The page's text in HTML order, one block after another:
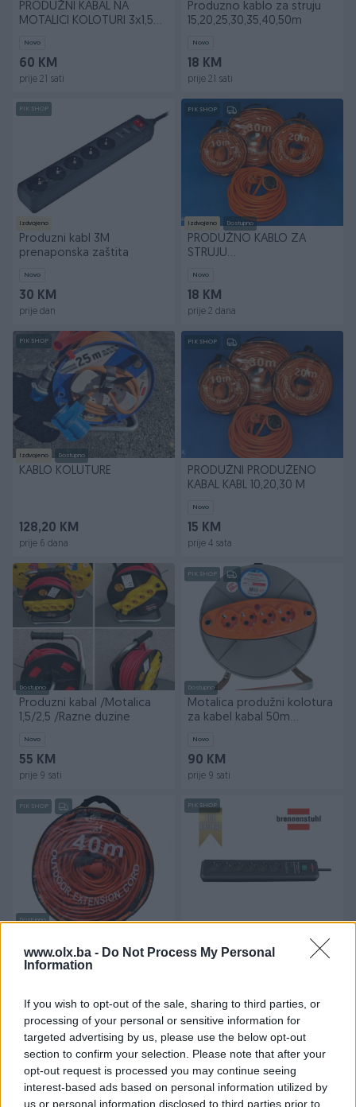
www.olx.ba - Do Not Process My Personal
Information
If you wish to opt-out of the sale, sharing to third parties, or
processing of your personal or sensitive information for
targeted advertising by us, please use the below opt-out
section to confirm your selection. Please note that after your
opt-out request is processed you may continue seeing
interest-based ads based on personal information utilized by
us or personal information disclosed to third parties prior to
PRODUŽNI KABAL NA
MOTALICI KOLOTURI 3x1,5
Novo
60 KM
prije 21 sati
Produzno kablo za struju
15,20,25,30,35,40,50m
Novo
18 KM
prije 21 sati
PIK SHOP
Izdvojeno
Produzni kabl 3M
prenaponska zaštita
Novo
30 KM
prije dan
PIK SHOP
Izdvojeno Dostupno
PRODUŽNO KABLO ZA
STRUJU
Novo
18 KM
prije 2 dana
PIK SHOP
Izdvojeno Dostupno
KABLO KOLUTURE
128,20 KM
prije 6 dana
PIK SHOP
PRODUŽNI PRODUŽENO
KABAL KABL 10,20,30 M
Novo
15 KM
prije 4 sata
Dostupno
Produzni kabal /Motalica
1,5/2,5 /Razne duzine
Novo
55 KM
prije 9 sati
PIK SHOP
Dostupno
Motalica produžni kolotura
za kabel kabal 50m
Novo
90 KM
prije 9 sati
PIK SHOP
Dostupno
kabl 40m
Novo
prije 9 sati
PIK SHOP
Produžni kabal sa zaštitom
od prenapona crni 2m
prije 12 sati
PIK SHOP PIK SHOP